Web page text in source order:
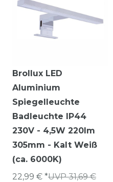
Brollux LED
Aluminium
Spiegelleuchte
Badleuchte IP44
230V - 4,5W 220lm
305mm - Kalt Weiß
(ca. 6000K)
UVP 31,69 €
22,99 € *